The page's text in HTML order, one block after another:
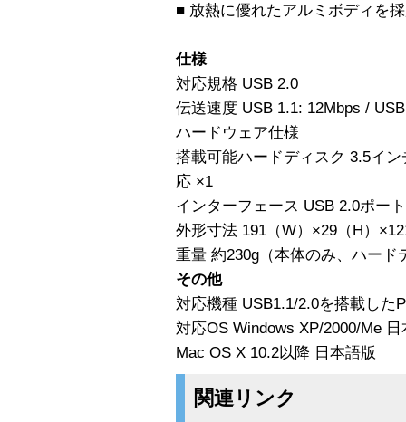
■ 放熱に優れたアルミボディを
仕様
対応規格 USB 2.0
伝送速度 USB 1.1: 12Mbps /
ハードウェア仕様
搭載可能ハードディスク 3.5イ
応 ×1
インターフェース USB 2.0ポー
外形寸法 191（W）×29（H）
重量 約230g（本体のみ、ハード
その他
対応機種 USB1.1/2.0を搭載した
対応OS Windows XP/2000/Me 日
Mac OS X 10.2以降 日本語版
関連リンク